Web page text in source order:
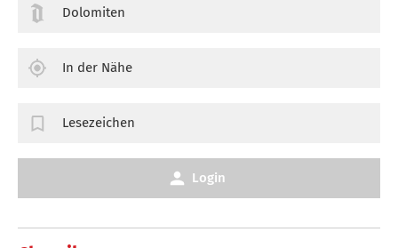
Dolomiten
In der Nähe
Lesezeichen
Login